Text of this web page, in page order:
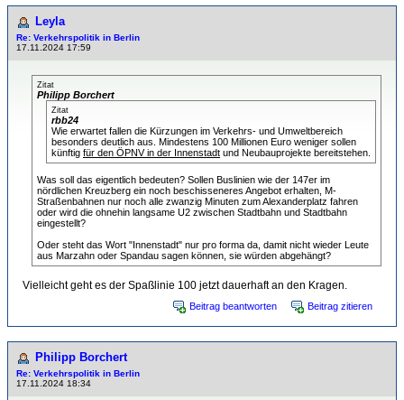
Leyla
Re: Verkehrspolitik in Berlin
17.11.2024 17:59
Zitat
Philipp Borchert
Zitat
rbb24
Wie erwartet fallen die Kürzungen im Verkehrs- und Umweltbereich
besonders deutlich aus. Mindestens 100 Millionen Euro weniger sollen
künftig für den ÖPNV in der Innenstadt und Neubauprojekte bereitstehen.
Was soll das eigentlich bedeuten? Sollen Buslinien wie der 147er im
nördlichen Kreuzberg ein noch beschisseneres Angebot erhalten, M-
Straßenbahnen nur noch alle zwanzig Minuten zum Alexanderplatz fahren
oder wird die ohnehin langsame U2 zwischen Stadtbahn und Stadtbahn
eingestellt?
Oder steht das Wort "Innenstadt" nur pro forma da, damit nicht wieder Leute
aus Marzahn oder Spandau sagen können, sie würden abgehängt?
Vielleicht geht es der Spaßlinie 100 jetzt dauerhaft an den Kragen.
Beitrag beantworten Beitrag zitieren
Philipp Borchert
Re: Verkehrspolitik in Berlin
17.11.2024 18:34